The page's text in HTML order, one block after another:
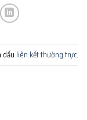
dấu liên kết thường trực.